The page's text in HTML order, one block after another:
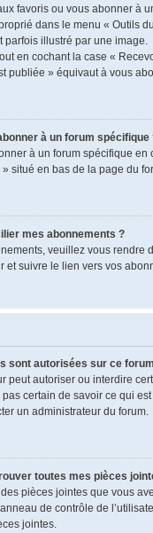
favoris ou vous abonner à
dans le menu « Outils
parfois illustré par une image.
en cochant la case «
publiée » équivaut à vous
à un forum spécifique
à un forum spécifique en
» situé en bas de la page du
mes abonnements ?
veuillez vous rendre
et suivre le lien vers vos
sont autorisées sur ce
peut autoriser ou interdire
pas certain de savoir ce qui
un administrateur du forum.
toutes mes pièces
pièces jointes que vous
de contrôle de
jointes.